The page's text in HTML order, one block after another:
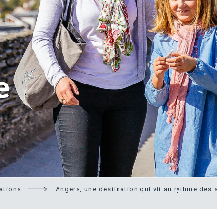
Angers, une destination qui vit au rythme des